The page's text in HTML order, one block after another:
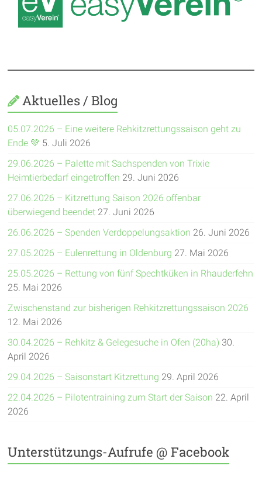
Aktuelles / Blog
05.07.2026 – Eine weitere Rehkitzrettungssaison geht zu
Ende 💚 5. Juli 2026
29.06.2026 – Palette mit Sachspenden von Trixie
Heimtierbedarf eingetroffen 29. Juni 2026
27.06.2026 – Kitzrettung Saison 2026 offenbar
überwiegend beendet 27. Juni 2026
26.06.2026 – Spenden Verdoppelungsaktion 26. Juni 2026
27.05.2026 – Eulenrettung in Oldenburg 27. Mai 2026
25.05.2026 – Rettung von fünf Spechtküken in Rhauderfehn
25. Mai 2026
Zwischenstand zur bisherigen Rehkitzrettungssaison 2026
12. Mai 2026
30.04.2026 – Rehkitz & Gelegesuche in Ofen (20ha) 30.
April 2026
29.04.2026 – Saisonstart Kitzrettung 29. April 2026
22.04.2026 – Pilotentraining zum Start der Saison 22. April
2026
Unterstützungs-Aufrufe @ Facebook